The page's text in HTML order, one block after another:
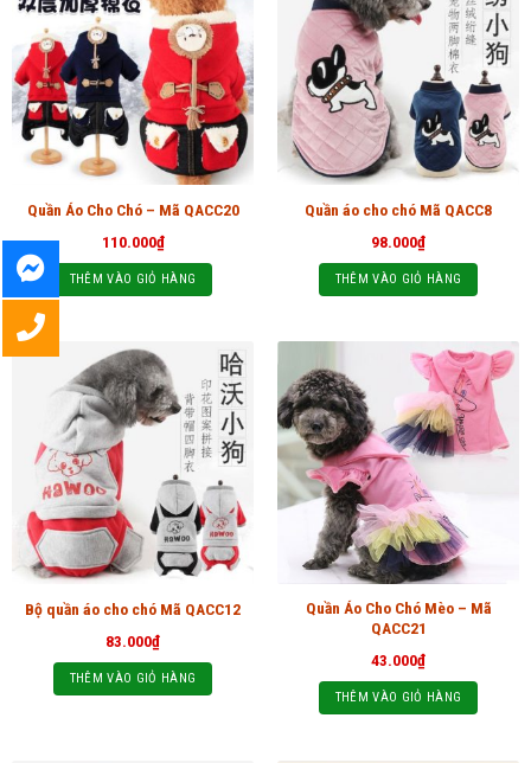
Quần Áo Cho Chó – Mã QACC20
110.000₫
THÊM VÀO GIỎ HÀNG
Quần áo cho chó Mã QACC8
98.000₫
THÊM VÀO GIỎ HÀNG
Bộ quần áo cho chó Mã QACC12
83.000₫
THÊM VÀO GIỎ HÀNG
Quần Áo Cho Chó Mèo – Mã
QACC21
43.000₫
THÊM VÀO GIỎ HÀNG